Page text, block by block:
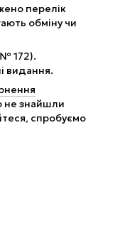
перелік
обміну чи
172).
видання.
не знайшли
спробуємо